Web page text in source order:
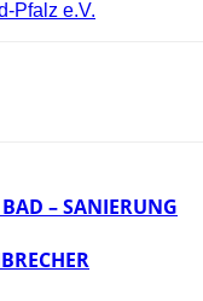
Pfalz e.V.
– SANIERUNG
G